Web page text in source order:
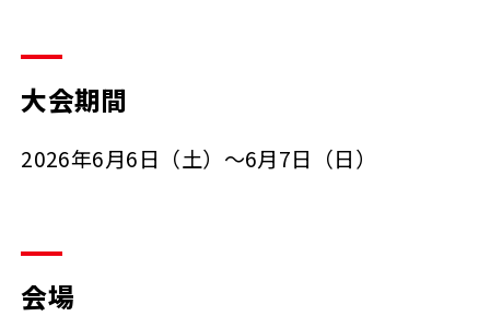
大会期間
2026年6月6日（土）～6月7日（日）
会場